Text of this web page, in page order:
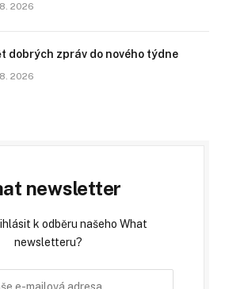
2026
dobrých zpráv do nového týdne
2026
newsletter
k odběru našeho What
newsletteru?